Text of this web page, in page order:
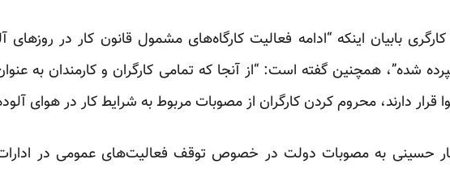
بابیان اینکه “ادامه فعالیت کارگاه‌های مشمول قانون کار در روزهای
شده”، همچنین گفته است: “از آنجا که تمامی کارگران و کارمندان به
قرار دارند، محروم کردن کارگران از مصوبات مربوط به شرایط کار در هوای
حسینی به مصوبات دولت در خصوص توقف فعالیت‌های عمومی در